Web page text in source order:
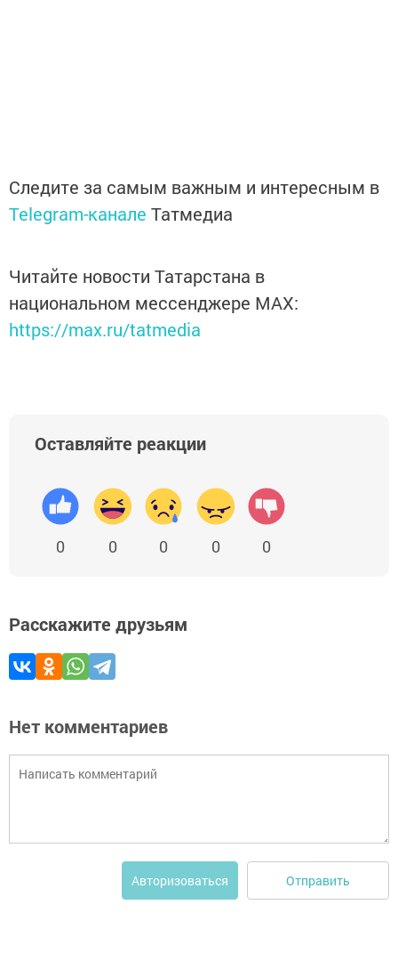
Следите за самым важным и интересным в
Telegram-канале Татмедиа
Читайте новости Татарстана в
национальном мессенджере MАХ:
https://max.ru/tatmedia
Оставляйте реакции
0 0 0 0 0
Расскажите друзьям
Нет комментариев
Авторизоваться Отправить